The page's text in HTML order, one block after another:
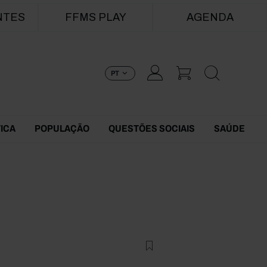
FFMS PLAY AGENDA
PT
POPULAÇÃO QUESTÕES SOCIAIS SAÚDE